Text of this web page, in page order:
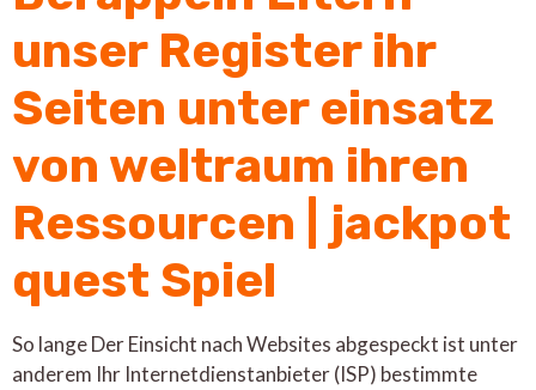
unser Register ihr
Seiten unter einsatz
von weltraum ihren
Ressourcen | jackpot
quest Spiel
So lange Der Einsicht nach Websites abgespeckt ist unter
anderem Ihr Internetdienstanbieter (ISP) bestimmte